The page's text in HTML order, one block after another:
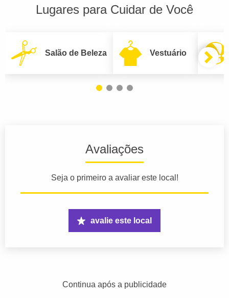
Lugares para Cuidar de Você
Salão de Beleza Vestuário
Avaliações
Seja o primeiro a avaliar este local!
avalie este local
Continua após a publicidade